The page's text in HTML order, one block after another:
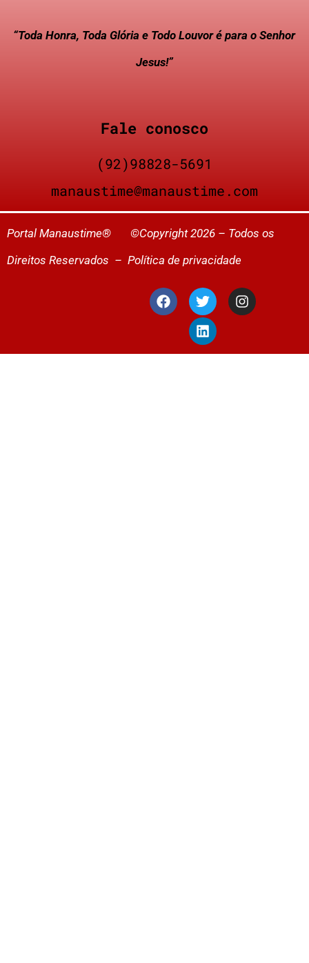
“Toda Honra, Toda Glória e Todo Louvor é para o Senhor
Jesus!”
Fale conosco
(92)98828-5691
manaustime@manaustime.com
Portal Manaustime® ©Copyright 2026 – Todos os
Direitos Reservados – Política de privacidade